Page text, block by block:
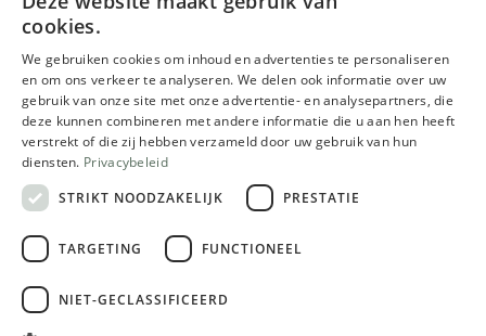
Totaalinrichting
Parket, vinyl, tapijtvloeren
Glazen deuren
De Meubelwinkel
Inspiratie
Realisaties
Over ons
Ons Verhaal
cookies.
We gebruiken cookies om inhoud en advertenties te personaliseren
en om ons verkeer te analyseren. We delen ook informatie over uw
gebruik van onze site met onze advertentie- en analysepartners, die
deze kunnen combineren met andere informatie die u aan hen heeft
verstrekt of die zij hebben verzameld door uw gebruik van hun
diensten. Privacybeleid
STRIKT NOODZAKELIJK
PRESTATIE
TARGETING FUNCTIONEEL
NIET-GECLASSIFICEERD